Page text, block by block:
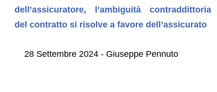
dell’assicuratore, l’ambiguità contraddittoria
del contratto si risolve a favore dell’assicurato
28 Settembre 2024 - Giuseppe Pennuto